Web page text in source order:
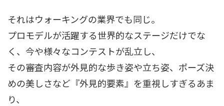
それはウォーキングの業界でも同じ。
プロモデルが活躍する世界的なステージだけでな
く、今や様々なコンテストが乱立し、
その審査内容が外見的な歩き姿や立ち姿、ポーズ決
めの美しさなど『外見的要素』を重視しすぎるあま
り、